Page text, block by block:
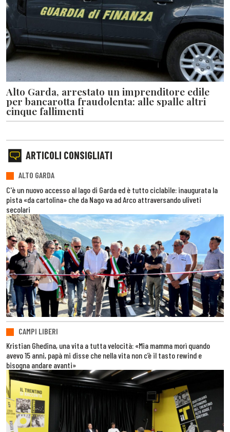
Alto Garda, arrestato un imprenditore edile
per bancarotta fraudolenta: alle spalle altri
cinque fallimenti
ARTICOLI CONSIGLIATI
ALTO GARDA
C'è un nuovo accesso al lago di Garda ed è tutto ciclabile: inaugurata la
pista «da cartolina» che da Nago va ad Arco attraversando uliveti
secolari
CAMPI LIBERI
Kristian Ghedina, una vita a tutta velocità: «Mia mamma morì quando
avevo 15 anni, papà mi disse che nella vita non c’è il tasto rewind e
bisogna andare avanti»